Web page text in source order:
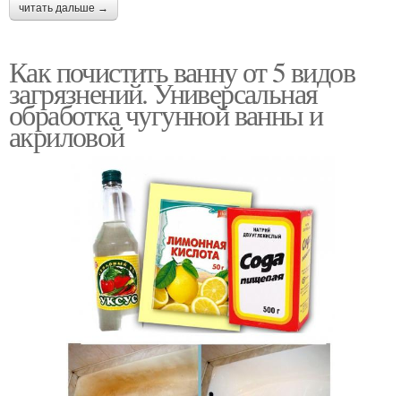
читать дальше →
Как почистить ванну от 5 видов
загрязнений. Универсальная
обработка чугунной ванны и
акриловой